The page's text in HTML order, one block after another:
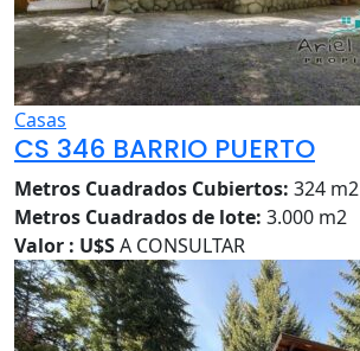
Casas
CS 346 BARRIO PUERTO
Metros Cuadrados Cubiertos: 324 m2
Metros Cuadrados de lote: 3.000 m2
Valor : U$SA CONSULTAR